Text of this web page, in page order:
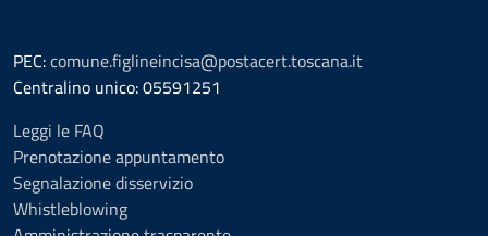
PEC:comune.figlineincisa@postacert.toscana.it
Centralino unico: 05591251
Leggi le FAQ
Prenotazione appuntamento
Segnalazione disservizio
Whistleblowing